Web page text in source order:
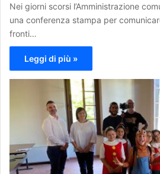
Nei giorni scorsi l’Amministrazione
una conferenza stampa per
fronti…
Leggi di più »